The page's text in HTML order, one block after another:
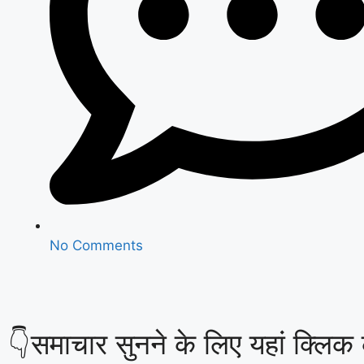
No Comments
👇समाचार सुनने के लिए यहां